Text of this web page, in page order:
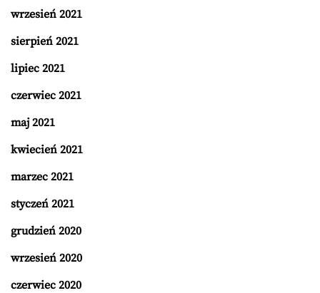
wrzesień 2021
sierpień 2021
lipiec 2021
czerwiec 2021
maj 2021
kwiecień 2021
marzec 2021
styczeń 2021
grudzień 2020
wrzesień 2020
czerwiec 2020